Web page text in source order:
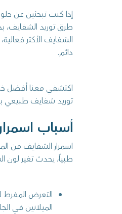
إذا كنت تبحثين عن
طرق توريد الشفايف،
الشفايف الأكثر
دائم.
اكتشفي معنا أفضل
توريد شفايف
أسباب
اسمرار الشفايف من
طبياً، يحدث تغير لون
التعرض المفرط
الميلانين في